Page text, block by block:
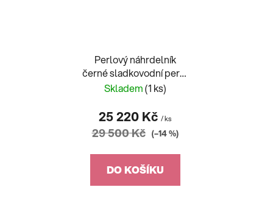
Perlový náhrdelník
černé sladkovodní perly
45cm
Skladem(1 ks)
25 220 Kč / ks
29 500 Kč (–14 %)
DO KOŠÍKU